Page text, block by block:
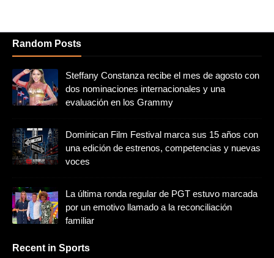
Random Posts
Steffany Constanza recibe el mes de agosto con
dos nominaciones internacionales y una
evaluación en los Grammy
Dominican Film Festival marca sus 15 años con
una edición de estrenos, competencias y nuevas
voces
La última ronda regular de PGT estuvo marcada
por un emotivo llamado a la reconciliación
familiar
Recent in Sports